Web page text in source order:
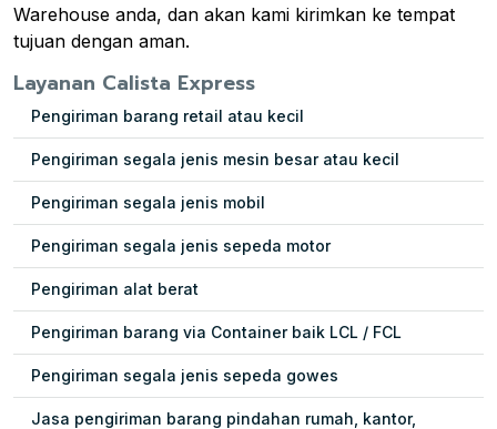
Warehouse anda, dan akan kami kirimkan ke tempat
tujuan dengan aman.
Layanan Calista Express
Pengiriman barang retail atau kecil
Pengiriman segala jenis mesin besar atau kecil
Pengiriman segala jenis mobil
Pengiriman segala jenis sepeda motor
Pengiriman alat berat
Pengiriman barang via Container baik LCL / FCL
Pengiriman segala jenis sepeda gowes
Jasa pengiriman barang pindahan rumah, kantor,